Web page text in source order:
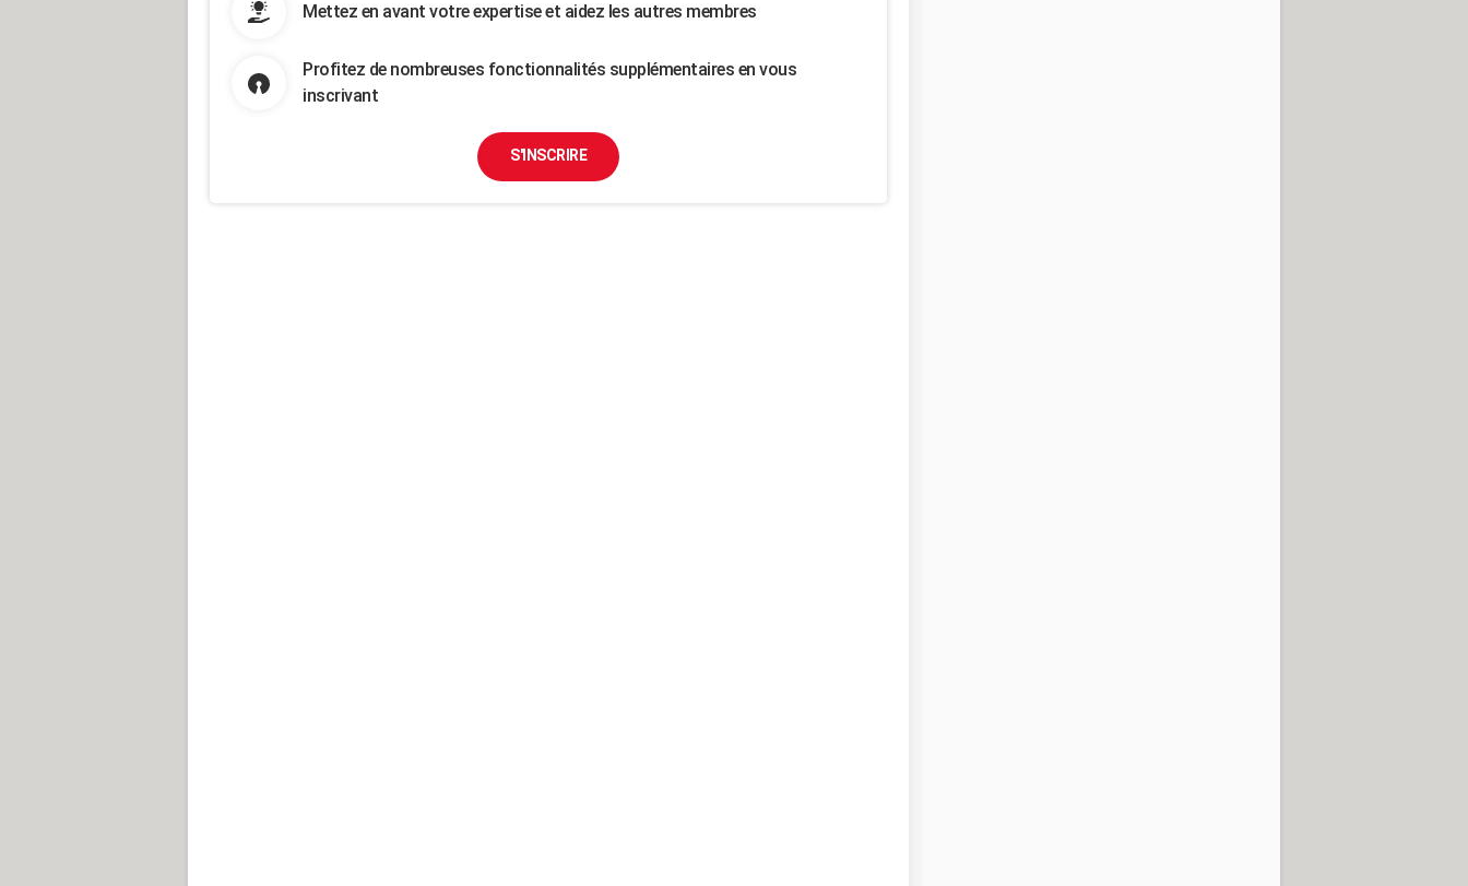
Mettez en avant votre expertise et aidez les autres membres
Profitez de nombreuses fonctionnalités supplémentaires en vous
inscrivant
S'INSCRIRE